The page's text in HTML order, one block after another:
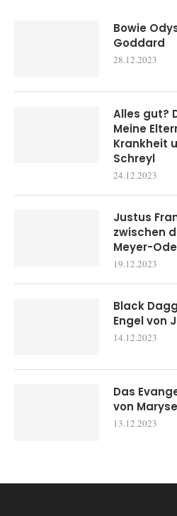
Bowie
Goddard
28.12.2023
Alles gut?
Meine
Krankheit
Schreyl
24.12.2023
Justus
zwischen
Meyer-
19.12.2023
Black
Engel von
14.12.2023
Das
von
13.12.2023